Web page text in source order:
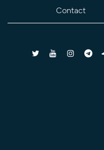
Contact